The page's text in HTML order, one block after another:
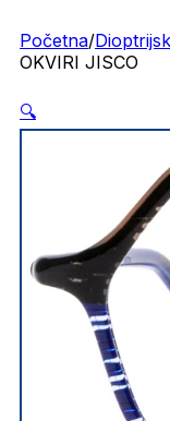
Početna/
OKVIRI JISCO
🔍